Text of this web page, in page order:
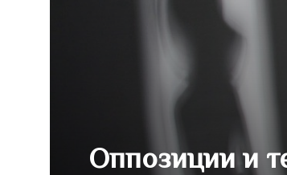
Оппозиции и